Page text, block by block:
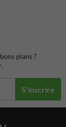
plans ?
S'inscrire